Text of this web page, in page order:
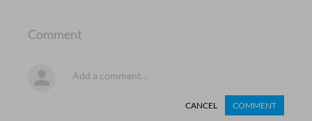
Comment
CANCEL COMMENT